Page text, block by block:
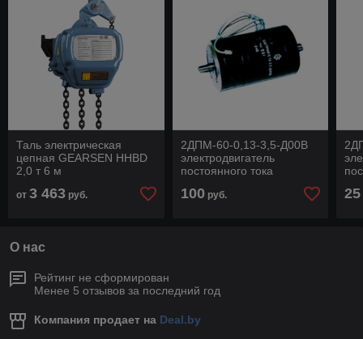
Таль электрическая
цепная GEARSEN HHBD
2,0 т 6 м
от 3 463 руб.
2ДПМ-60-0,13-3,5-Д00В
электродвигатель
постоянного тока
100руб. 25
О нас
Рейтинг не сформирован
Менее 5 отзывов за последний год
Компания продает на Deal.by